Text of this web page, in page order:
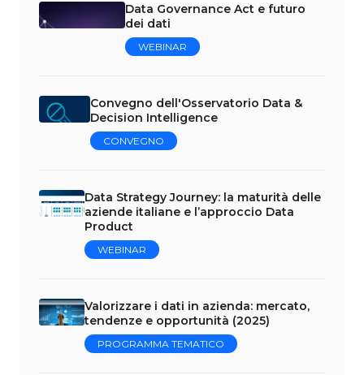
Data Governance Act e futuro
dei dati
WEBINAR
Convegno dell'Osservatorio Data &
Decision Intelligence
CONVEGNO
Data Strategy Journey: la maturità delle
aziende italiane e l’approccio Data
Product
WEBINAR
Valorizzare i dati in azienda: mercato,
tendenze e opportunità (2025)
PROGRAMMA TEMATICO